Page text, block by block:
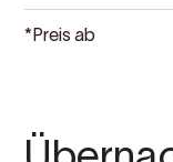
*Preis ab